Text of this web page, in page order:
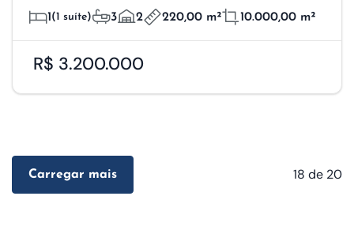
1 (1 suíte) 3 2 220,00 m² 10.000,00 m²
R$ 3.200.000
Carregar mais 18 de 20